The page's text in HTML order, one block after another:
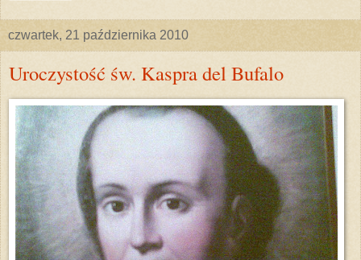
czwartek, 21 października 2010
Uroczystość św. Kaspra del Bufalo